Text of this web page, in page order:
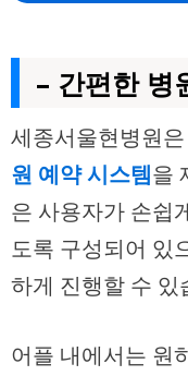
– 간편한 병
세종서울현병원
원 예약 시스템을
은 사용자가 손쉽
도록 구성되어 있
하게 진행할 수 있
어플 내에서는 원